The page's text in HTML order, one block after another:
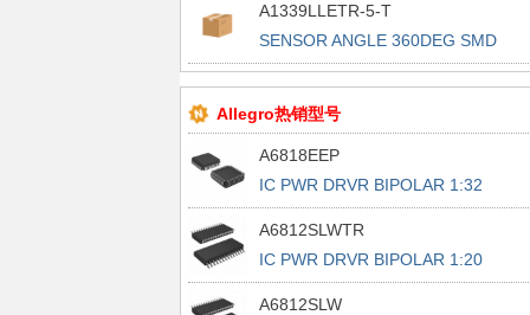
A1339LLETR-5-T
SENSOR ANGLE 360DEG SMD
Allegro热销型号
A6818EEP
IC PWR DRVR BIPOLAR 1:32
44PLCC
A6812SLWTR
IC PWR DRVR BIPOLAR 1:20
28SOIC
A6812SLW